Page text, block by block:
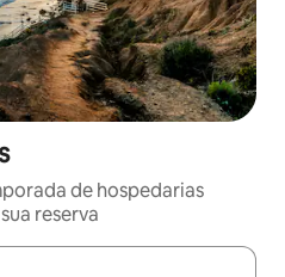
de hospedarias
reserva